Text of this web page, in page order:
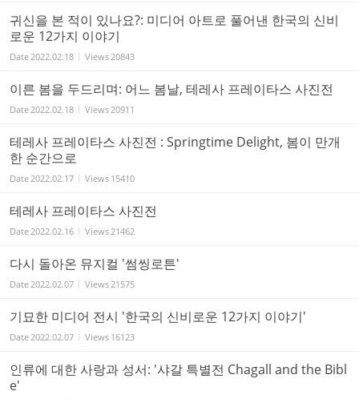
귀신을 본 적이 있나요?: 미디어 아트로 풀어낸 한국의 신비
로운 12가지 이야기
Date2022.02.18 Views20843
이른 봄을 두드리며: 어느 봄날, 테레사 프레이타스 사진전
Date2022.02.18 Views20911
테레사 프레이타스 사진전 : Springtime Delight, 봄이 만개
한 순간으로
Date2022.02.17 Views 15410
테레사 프레이타스 사진전
Date2022.02.16 Views21462
다시 돌아온 뮤지컬 '썸씽로튼'
Date2022.02.07 Views21575
기묘한 미디어 전시 '한국의 신비로운 12가지 이야기'
Date2022.02.07 Views 16123
인류에 대한 사랑과 성서: '샤갈 특별전 Chagall and the Bibl
e'